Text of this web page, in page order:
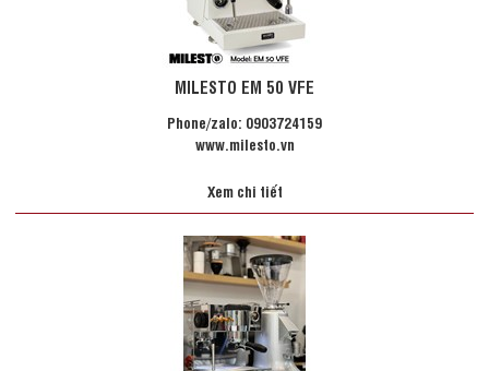
MILESTO EM 50 VFE
Phone/zalo: 0903724159
www.milesto.vn
Xem chi tiết